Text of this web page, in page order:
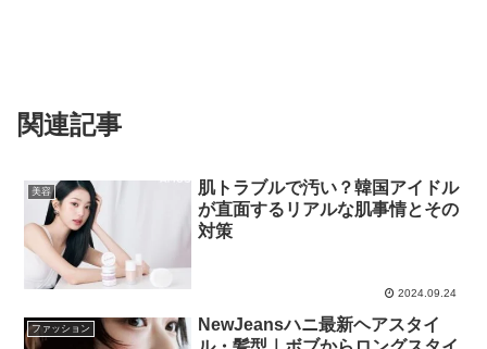
関連記事
美容
肌トラブルで汚い？韓国アイドル
が直面するリアルな肌事情とその
対策
2024.09.24
ファッション
NewJeansハニ最新ヘアスタイ